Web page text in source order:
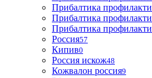
Прибалтика
Прибалтика
Прибалтика
Россия57
Кипив0
Россия искож48
Кожвалон россия9